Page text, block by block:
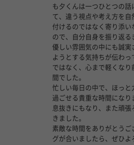
も夕くんは一つひとつの話
て、違う視点や考え方を自
付けるのではなく寄り添い
ので、自分自身を振り返る
優しい雰囲気の中にも誠実
ようとする気持ちが伝わ
ではなく、心まで軽くな
間でした。
忙しい毎日の中で、ほっと
過ごせる貴重な時間にな
息抜きにもなり、また頑
きました。
素敵な時間をありがとう
グが合いましたら、ぜひよ